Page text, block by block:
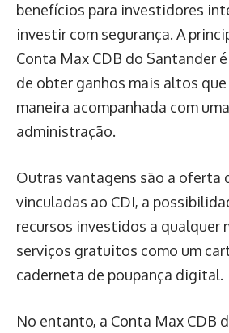
benefícios para investidores
investir com segurança. A
Conta Max CDB do Santander
de obter ganhos mais altos que
maneira acompanhada com
administração.
Outras vantagens são a oferta
vinculadas ao CDI, a
recursos investidos a qualquer
serviços gratuitos como um
caderneta de poupança digital.
No entanto, a Conta Max CDB